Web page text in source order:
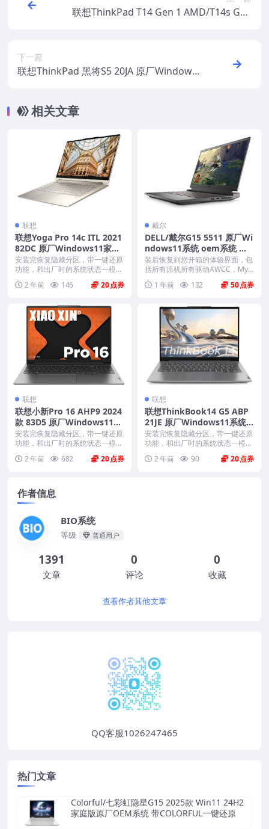
联想ThinkPad T14 Gen 1 AMD/T14s Gen
下一篇
联想ThinkPad 黑将S5 20JA 原厂Windows1
相关文章
联想
联想Yoga Pro 14c ITL 2021
82DC 原厂Windows11家庭
版 oem系统镜像下载
安装完恢复隐藏分区，带一键还原
功能，和出厂时的系统状态一模一
2 年前 146 20
戴尔
DELL/戴尔G15 5511 原厂Wi
ndows11系统 oem系统 带F
12 SupportAssist OS Reco
very恢复
装后恢复到您开箱的体验界面，包
括所有原机所有驱动AWCC，Myd
1 年前 132 50
联想
联想小新Pro 16 AHP9 2024
款 83D5 原厂Windows11家
庭版 oem系统镜像下载
安装完恢复隐藏分区，带一键还原
功能，和出厂时的系统状态一模一
2 年前 682 20
联想
联想ThinkBook14 G5 ABP
21JE 原厂Windows11系统 o
em系统镜像下载
安装完恢复隐藏分区，带一键还原
功能，和出厂时的系统状态一模一
2 年前 90 20
作者信息
BIO系统
等级 普通用户
1391
文章
0
评论
0
收藏
查看作者其他文章
QQ客服1026247465
热门文章
Colorful/七彩虹隐星G15 2025款 Win11 24H2
家庭版原厂OEM系统 带COLORFUL一键还原